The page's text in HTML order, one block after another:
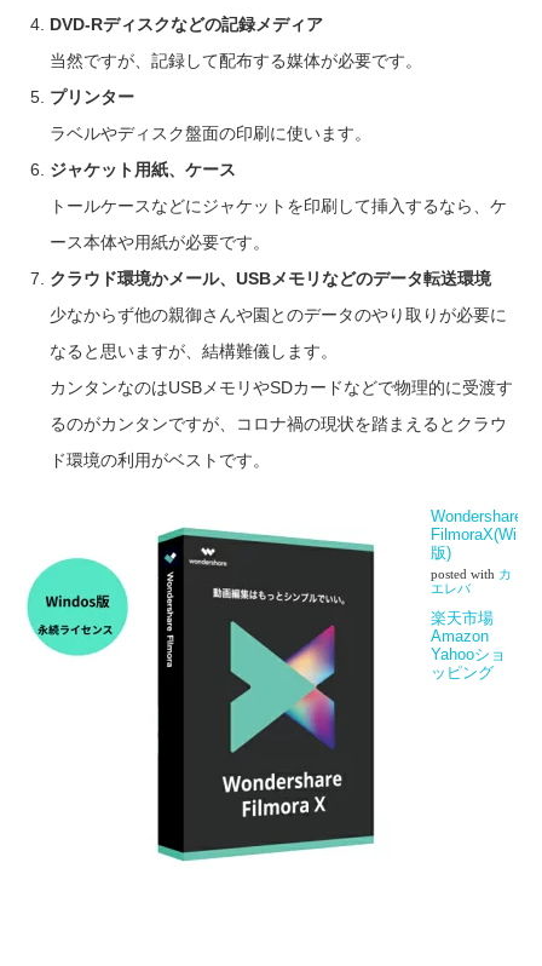
DVD-Rディスクなどの記録メディア
当然ですが、記録して配布する媒体が必要です。
プリンター
ラベルやディスク盤面の印刷に使います。
ジャケット用紙、ケース
トールケースなどにジャケットを印刷して挿入するなら、ケ
ース本体や用紙が必要です。
クラウド環境かメール、USBメモリなどのデータ転送環境
少なからず他の親御さんや園とのデータのやり取りが必要に
なると思いますが、結構難儀します。
カンタンなのはUSBメモリやSDカードなどで物理的に受渡す
るのがカンタンですが、コロナ禍の現状を踏まえるとクラウ
ド環境の利用がベストです。
Wondershare
版)
posted with カ
エレバ
楽天市場
Amazon
Yahooショ
ッピング